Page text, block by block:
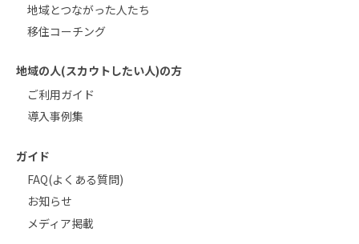
地域とつながった人たち
移住コーチング
地域の人(スカウトしたい人)の方
ご利用ガイド
導入事例集
ガイド
FAQ(よくある質問)
お知らせ
メディア掲載